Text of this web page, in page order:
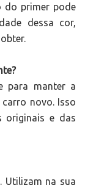
do primer pode
dessa cor,
para manter a
novo. Isso
originais e das
Utilizam na sua